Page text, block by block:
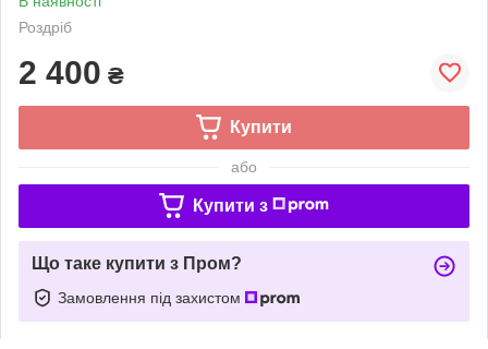
Роздріб
2 400 ₴
Купити
або
Купити з
Що таке купити з Пром?
Замовлення під захистом